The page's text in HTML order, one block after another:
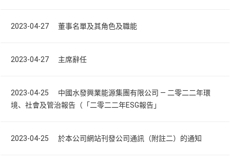
2023-04-27 董事名單及其角色及職能
2023-04-27 主席辭任
2023-04-25 中國水發興業能源集團有限公司 — 二零二二年環
境、社會及管治報告（「二零二二年ESG報告」
2023-04-25 於本公司網站刊發公司通訊（附註二）的通知